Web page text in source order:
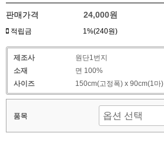
판매가격 24,000원
적립금 1%(240원)
제조사
원단1번지
소재
면 100%
사이즈
150cm(고정폭) x 90cm(1마)
품목